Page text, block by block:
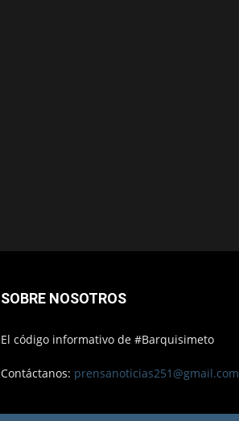
SOBRE NOSOTROS
El código informativo de #Barquisimeto
Contáctanos: prensanoticias251@gmail.com